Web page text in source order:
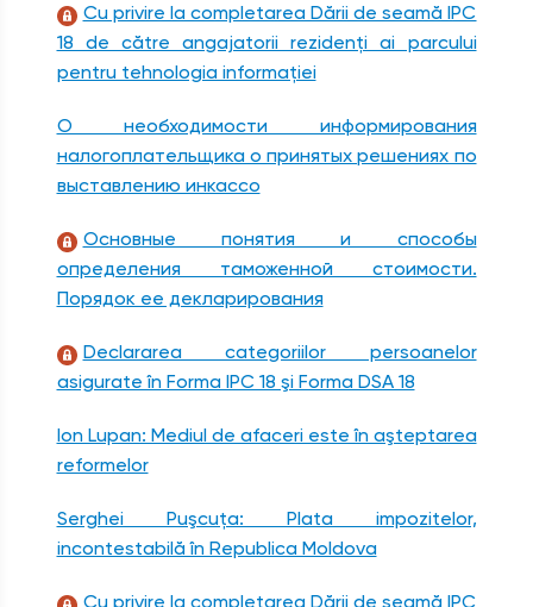
Cu privire la completarea Dării de seamă IPC
18 de către angajatorii rezidenţi ai parcului
pentru tehnologia informaţiei
О необходимости информирования
налогоплательщика о принятых решениях по
выставлению инкассо
Основные понятия и способы
определения таможенной стоимости.
Порядок ее декларирования
Declararea categoriilor persoanelor
asigurate în Forma IPC 18 şi Forma DSA 18
Ion Lupan: Mediul de afaceri este în aşteptarea
reformelor
Serghei Puşcuţa: Plata impozitelor,
incontestabilă în Republica Moldova
Cu privire la completarea Dării de seamă IPC